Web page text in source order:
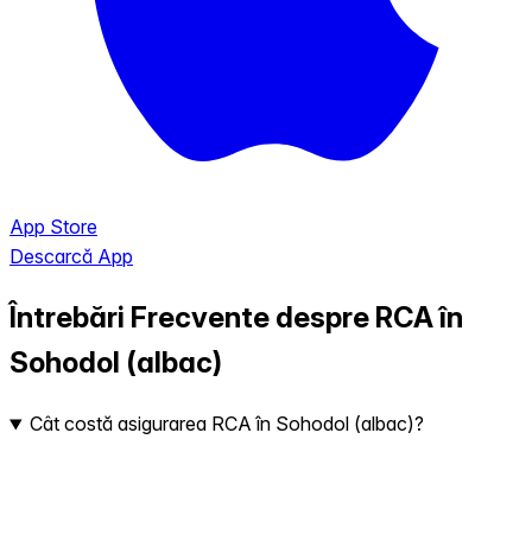
App Store
Descarcă App
Întrebări Frecvente despre RCA în
Sohodol (albac)
Cât costă asigurarea RCA în Sohodol (albac)?